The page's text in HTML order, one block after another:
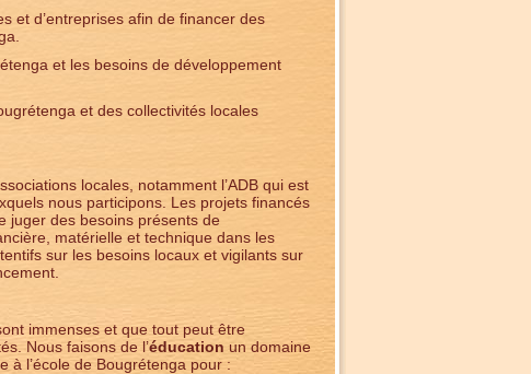
et d’entreprises afin de financer des
et les besoins de développement
et des collectivités locales
locales, notamment l’ADB qui est
nous participons. Les projets financés
juger des besoins présents de
matérielle et technique dans les
sur les besoins locaux et vigilants sur
immenses et que tout peut être
Nous faisons de l’éducation un domaine
à l’école de Bougrétenga pour :